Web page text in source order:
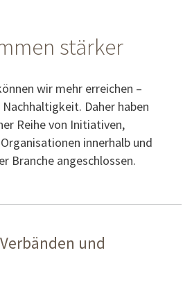
stärker
wir mehr erreichen –
Daher haben
Reihe von Initiativen,
innerhalb und
Branche angeschlossen.
und